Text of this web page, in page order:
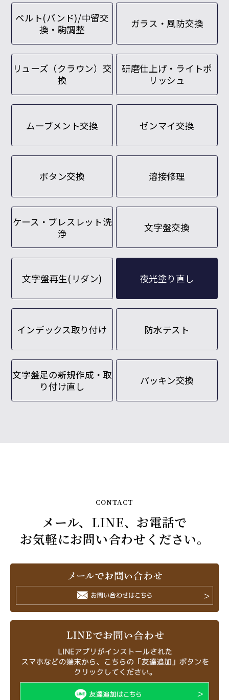
ベルト(バンド)/中留交
換・駒調整
ガラス・風防交換
リューズ（クラウン）交
換
研磨仕上げ・ライトポ
リッシュ
ムーブメント交換 ゼンマイ交換
ボタン交換 溶接修理
ケース・ブレスレット洗
浄
文字盤交換
文字盤再生(リダン) 夜光塗り直し
インデックス取り付け 防水テスト
文字盤足の新規作成・取
り付け直し
パッキン交換
CONTACT
メール、LINE、お電話で
お気軽にお問い合わせください。